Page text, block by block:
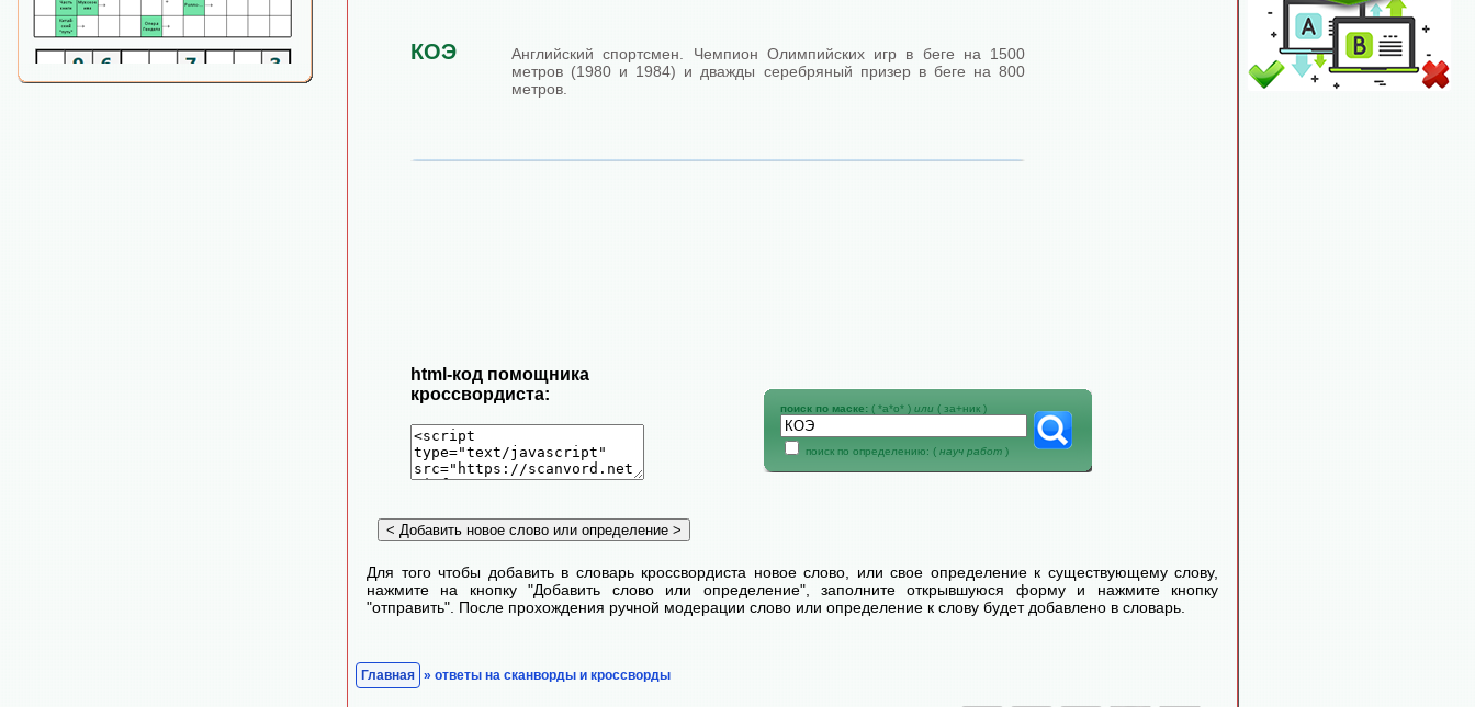
КОЭ
Английский спортсмен. Чемпион Олимпийских игр в беге на 1500
метров (1980 и 1984) и дважды серебряный призер в беге на 800
метров.
html-код помощника
кроссвордиста:
поиск по маске: ( *а*о* ) или ( за+ник )
поиск по определению: ( науч работ )
Для того чтобы добавить в словарь кроссвордиста новое слово, или свое определение к существующему слову,
нажмите на кнопку "Добавить слово или определение", заполните открывшуюся форму и нажмите кнопку
"отправить". После прохождения ручной модерации слово или определение к слову будет добавлено в словарь.
Главная » ответы на сканворды и кроссворды